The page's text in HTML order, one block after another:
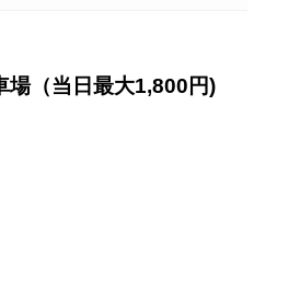
場（当日最大1,800円)